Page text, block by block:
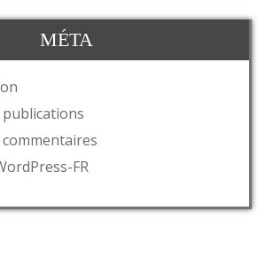
MÉTA
publications
commentaires
FR